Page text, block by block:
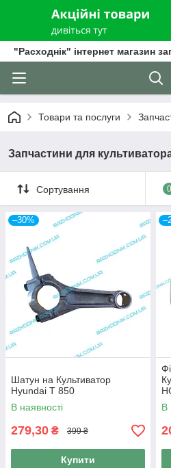
"Расходнік" інтернет магазин
Товари та послуги
Запчастини для
Сортування 0
–30%
Шатун на Культиватор
Hyundai T 850
В наявності
279,30 ₴ 399 ₴
Купити
В